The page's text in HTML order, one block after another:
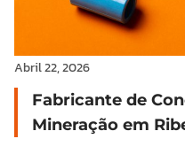
Abril 22, 2026
Fabricante de
Mineração em